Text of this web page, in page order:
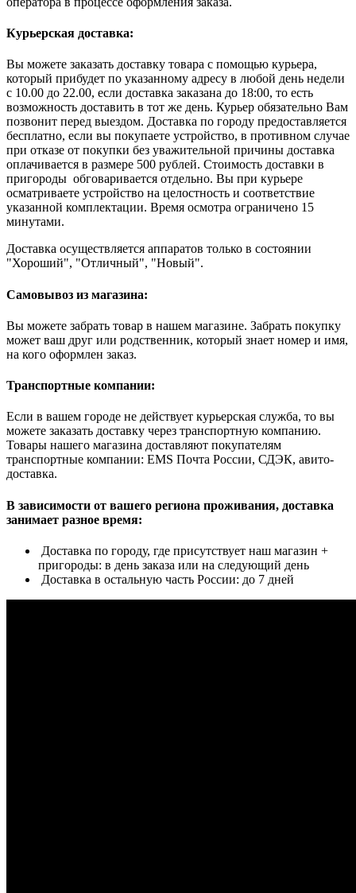
Курьерская доставка:
Вы можете заказать доставку товара с помощью курьера,
который прибудет по указанному адресу в любой день недели
с 10.00 до 22.00, если доставка заказана до 18:00, то есть
возможность доставить в тот же день. Курьер обязательно Вам
позвонит перед выездом. Доставка по городу предоставляется
бесплатно, если вы покупаете устройство, в противном случае
при отказе от покупки без уважительной причины доставка
оплачивается в размере 500 рублей. Стоимость доставки в
пригороды обговаривается отдельно. Вы при курьере
осматриваете устройство на целостность и соответствие
указанной комплектации. Время осмотра ограничено 15
минутами.
Доставка осуществляется аппаратов только в состоянии
"Хороший", "Отличный", "Новый".
Самовывоз из магазина:
Вы можете забрать товар в нашем магазине. Забрать покупку
может ваш друг или родственник, который знает номер и имя,
на кого оформлен заказ.
Транспортные компании:
Если в вашем городе не действует курьерская служба, то вы
можете заказать доставку через транспортную компанию.
Товары нашего магазина доставляют покупателям
транспортные компании: EMS Почта России, СДЭК, авито-
доставка.
В зависимости от вашего региона проживания, доставка
занимает разное время:
Доставка по городу, где присутствует наш магазин +
пригороды: в день заказа или на следующий день
Доставка в остальную часть России: до 7 дней